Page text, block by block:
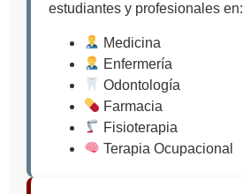
estudiantes y profesionales en:
Medicina
Enfermería
Odontología
Farmacia
Fisioterapia
Terapia Ocupacional